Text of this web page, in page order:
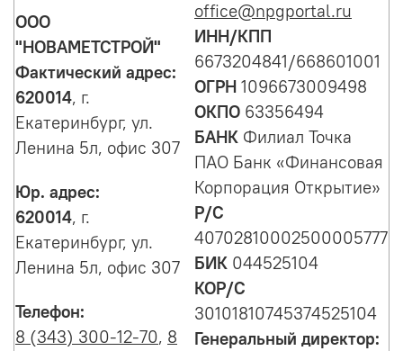
ООО
"НОВАМЕТСТРОЙ"
Фактический адрес:
620014, г.
Екатеринбург, ул.
Ленина 5л, офис 307
Юр. адрес:
620014, г.
Екатеринбург, ул.
Ленина 5л, офис 307
Телефон:
8 (343) 300-12-70, 8
office@npgportal.ru
ИНН/КПП
6673204841/668601001
ОГРН 1096673009498
ОКПО 63356494
БАНК Филиал Точка
ПАО Банк «Финансовая
Корпорация Открытие»
Р/С
40702810002500005777
БИК 044525104
КОР/С
30101810745374525104
Генеральный директор: